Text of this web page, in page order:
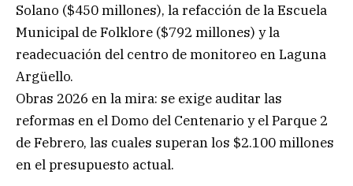
Solano ($450 millones), la refacción de la Escuela
Municipal de Folklore ($792 millones) y la
readecuación del centro de monitoreo en Laguna
Argüello.
Obras 2026 en la mira: se exige auditar las
reformas en el Domo del Centenario y el Parque 2
de Febrero, las cuales superan los $2.100 millones
en el presupuesto actual.